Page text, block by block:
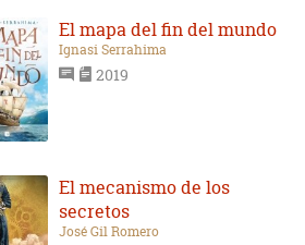
El mapa del fin del mundo
Ignasi Serrahima
2019
El mecanismo de los
secretos
José Gil Romero